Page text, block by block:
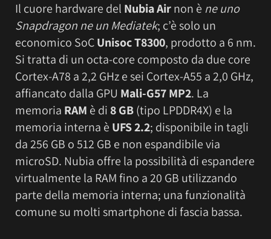
Il cuore hardware del Nubia Airnon è ne uno
Snapdragon ne un Mediatek; c’è solo un
economico SoCUnisoc T8300, prodotto a 6 nm.
Si tratta di un octa-core composto da due core
Cortex-A78 a 2,2 GHz e sei Cortex-A55 a 2,0 GHz,
affiancato dalla GPU Mali-G57 MP2. La
memoria RAM è di 8 GB(tipo LPDDR4X) e la
memoria interna è UFS 2.2; disponibile in tagli
da 256 GB o 512 GB e non espandibile via
microSD. Nubia offre la possibilità di espandere
virtualmente la RAM fino a 20 GB utilizzando
parte della memoria interna; una funzionalità
comune su molti smartphone di fascia bassa.